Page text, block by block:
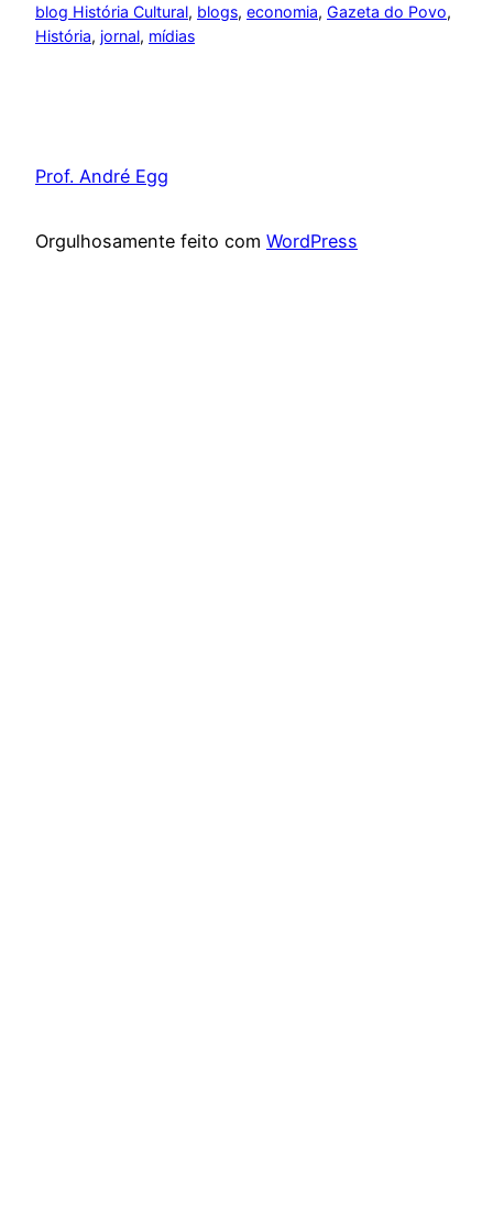
blog História Cultural, blogs, economia, Gazeta do Povo
História, jornal, mídias
Prof. André Egg
Orgulhosamente feito com WordPress